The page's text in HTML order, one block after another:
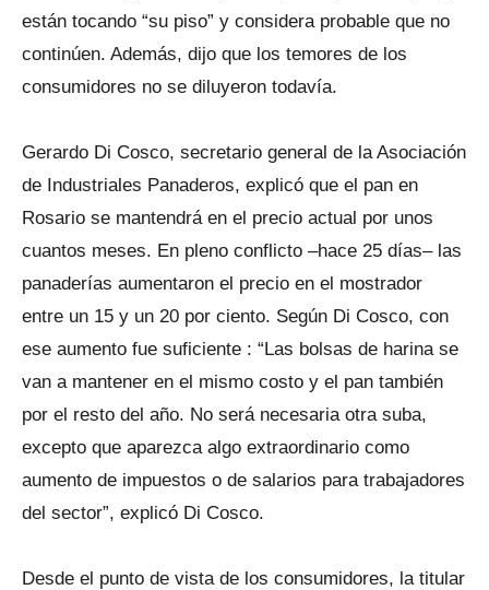
están tocando “su piso” y considera probable que no
continúen. Además, dijo que los temores de los
consumidores no se diluyeron todavía.
Gerardo Di Cosco, secretario general de la Asociación
de Industriales Panaderos, explicó que el pan en
Rosario se mantendrá en el precio actual por unos
cuantos meses. En pleno conflicto –hace 25 días– las
panaderías aumentaron el precio en el mostrador
entre un 15 y un 20 por ciento. Según Di Cosco, con
ese aumento fue suficiente : “Las bolsas de harina se
van a mantener en el mismo costo y el pan también
por el resto del año. No será necesaria otra suba,
excepto que aparezca algo extraordinario como
aumento de impuestos o de salarios para trabajadores
del sector”, explicó Di Cosco.
Desde el punto de vista de los consumidores, la titular